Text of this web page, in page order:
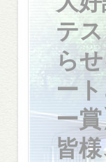
テ
ら
ー
ー
皆